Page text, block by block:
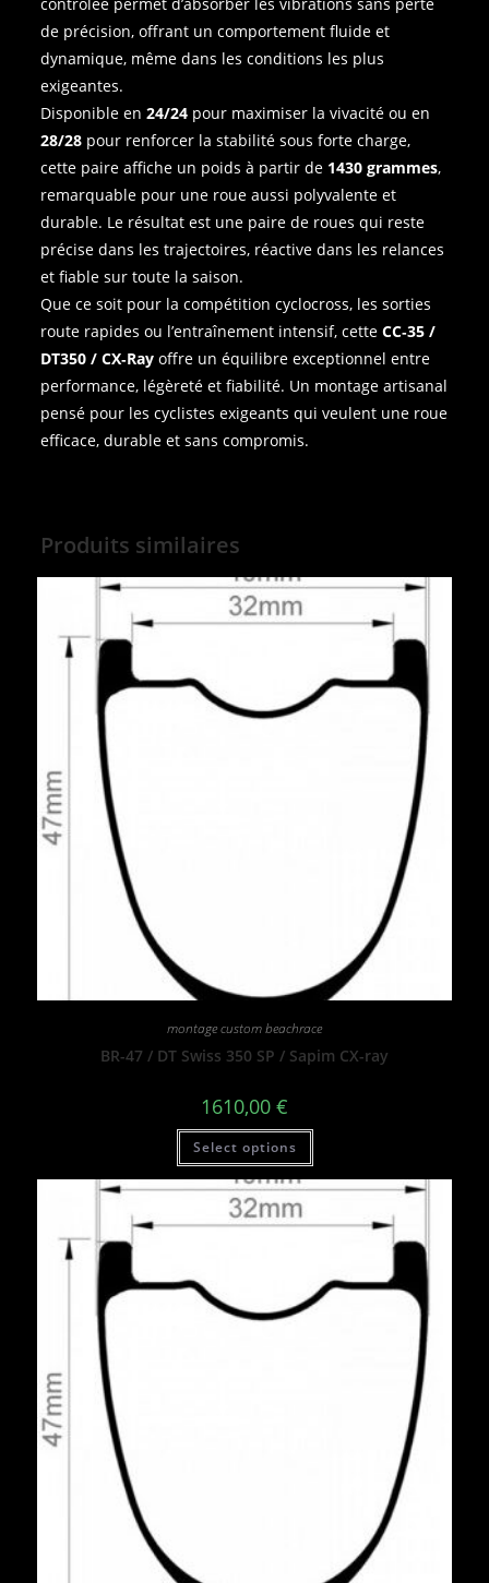
contrôlée permet d’absorber les vibrations sans perte
de précision, offrant un comportement fluide et
dynamique, même dans les conditions les plus
exigeantes.
Disponible en24/24 pour maximiser la vivacité ou en
28/28 pour renforcer la stabilité sous forte charge,
cette paire affiche un poids à partir de 1430 grammes,
remarquable pour une roue aussi polyvalente et
durable. Le résultat est une paire de roues qui reste
précise dans les trajectoires, réactive dans les relances
et fiable sur toute la saison.
Que ce soit pour la compétition cyclocross, les sorties
route rapides ou l’entraînement intensif, cetteCC‑35 /
DT350 / CX‑Ray offre un équilibre exceptionnel entre
performance, légèreté et fiabilité. Un montage artisanal
pensé pour les cyclistes exigeants qui veulent une roue
efficace, durable et sans compromis.
Produits similaires
montage custom beachrace
BR-47 / DT Swiss 350 SP / Sapim CX-ray
1610,00 €
Select options